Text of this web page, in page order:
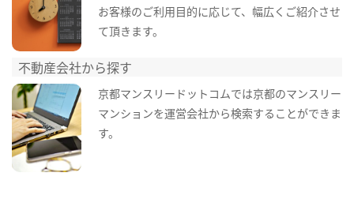
お客様のご利用目的に応じて、幅広くご紹介させ
て頂きます。
不動産会社から探す
京都マンスリードットコムでは京都のマンスリー
マンションを運営会社から検索することができま
す。